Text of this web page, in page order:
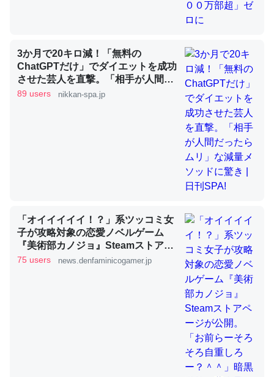
ウチもEchoを実家に置いて４年。でたまに覗いてる。ぼ
ちぼちRingも置こうかと画策中。あと、Googleマップで
位置情報を共有してる。電池残量や充電中かが分かるので
─たまにLINEするくらいだった遠方の父67歳と僕。ITツール導入で
コミュニケーションが劇的に変化した｜tayorini by LIFULL介護
ちょうど同じ理由でEcho Show 8を設定中でした。Prime
とかSpotifyを支払う孝行もできる。一生で親と会える残
り時間を日数にすると1週間とかの人が多いそうだけど、
それを実質100倍以上に伸ばす効果があるはず……
─たまにLINEするくらいだった遠方の父67歳と僕。ITツール導入で
コミュニケーションが劇的に変化した｜tayorini by LIFULL介護
私も3年前ぐらいに祖母の家に設置した。ポケットWifiみ
3か月で20キロ減！「無料の
ChatGPTだけ」でダイエットを成功
させた芸人を直撃。「相手が人間だ
ったらムリ」な減量メソッドに驚き
89 users nikkan-spa.jp
「オイイイイイ！？」系ツッコミ女
子が攻略対象の恋愛ノベルゲーム
『美術部カノジョ』Steamストアペ
ージが公開。「お前らーそろそろ自
75 users news.denfaminicogamer.jp